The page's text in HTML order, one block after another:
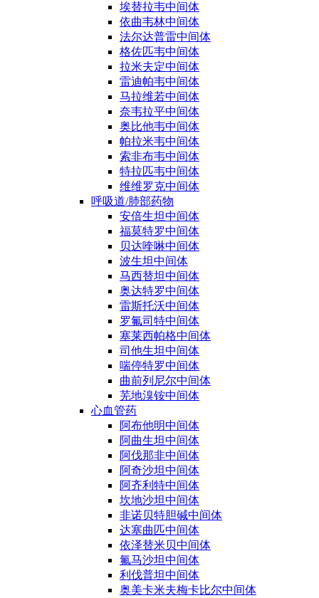
埃替拉韦中间体
依曲韦林中间体
法尔达普雷中间体
格佐匹韦中间体
拉米夫定中间体
雷迪帕韦中间体
马拉维若中间体
奈韦拉平中间体
奥比他韦中间体
帕拉米韦中间体
索非布韦中间体
特拉匹韦中间体
维维罗克中间体
呼吸道/肺部药物
安倍生坦中间体
福莫特罗中间体
贝达喹啉中间体
波生坦中间体
马西替坦中间体
奥达特罗中间体
雷斯托沃中间体
罗氟司特中间体
塞莱西帕格中间体
司他生坦中间体
喘停特罗中间体
曲前列尼尔中间体
芜地溴铵中间体
心血管药
阿布他明中间体
阿曲生坦中间体
阿伐那非中间体
阿奇沙坦中间体
阿齐利特中间体
坎地沙坦中间体
非诺贝特胆碱中间体
达塞曲匹中间体
依泽替米贝中间体
氟马沙坦中间体
利伐普坦中间体
奥美卡米夫梅卡比尔中间体